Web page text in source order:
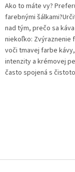
Ako to máte vy?
farebnými
nad tým, prečo sa
niekoľko: Zvýraznenie
voči tmavej farbe
intenzity a krémovej
často spojená s
Z